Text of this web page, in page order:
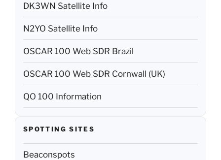
DK3WN Satellite Info
N2YO Satellite Info
OSCAR 100 Web SDR Brazil
OSCAR 100 Web SDR Cornwall (UK)
QO 100 Information
SPOTTING SITES
Beaconspots